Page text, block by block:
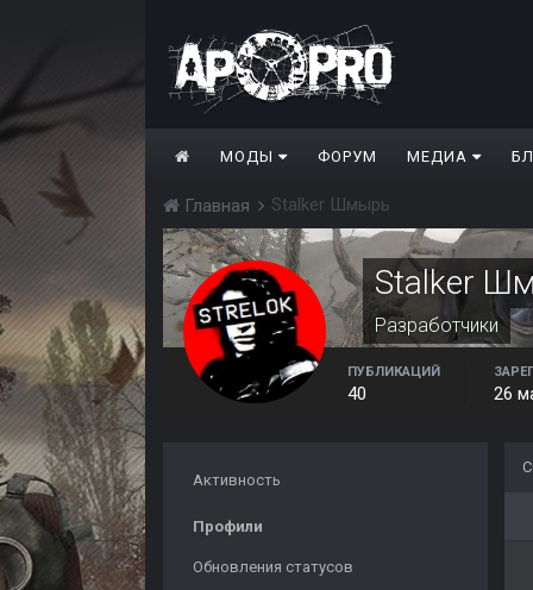
МОДЫ ФОРУМ МЕДИА
Главная Stalker Шмырь
Stalker
Разработчики
ПУБЛИКАЦИЙ
40 26
Активность
Профили
Обновления статусов